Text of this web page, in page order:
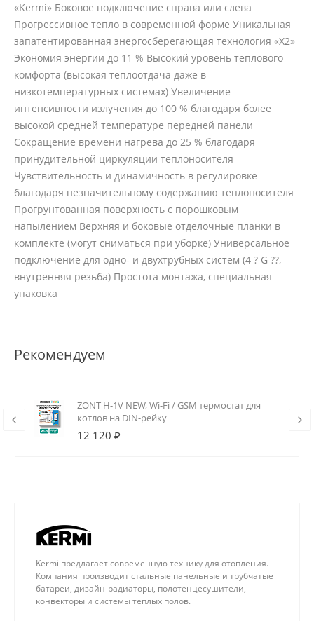
«Kermi» Боковое подключение справа или слева
Прогрессивное тепло в современной форме Уникальная
запатентированная энергосберегающая технология «X2»
Экономия энергии до 11 % Высокий уровень теплового
комфорта (высокая теплоотдача даже в
низкотемпературных системах) Увеличение
интенсивности излучения до 100 % благодаря более
высокой средней температуре передней панели
Сокращение времени нагрева до 25 % благодаря
принудительной циркуляции теплоносителя
Чувствительность и динамичность в регулировке
благодаря незначительному содержанию теплоносителя
Прогрунтованная поверхность с порошковым
напылением Верхняя и боковые отделочные планки в
комплекте (могут сниматься при уборке) Универсальное
подключение для одно- и двухтрубных систем (4 ? G ??,
внутренняя резьба) Простота монтажа, специальная
упаковка
Рекомендуем
ZONT H-1V NEW, Wi-Fi / GSM термостат для
котлов на DIN-рейку
12 120 ₽
Kermi предлагает современную технику для отопления.
Компания производит стальные панельные и трубчатые
батареи, дизайн-радиаторы, полотенцесушители,
конвекторы и системы теплых полов.